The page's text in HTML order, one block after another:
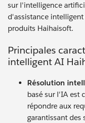
sur l'intelligence
d'assistance
produits Haihaisoft.
Principales
intelligent AI
Résolution
basé sur l'IA est
répondre aux
garantissant des